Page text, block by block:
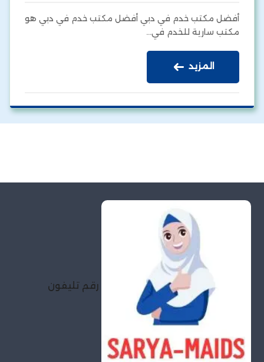
أفضل مكتب خدم في دبي أفضل مكتب خدم في دبي هو
مكتب سارية للخدم في…
المزيد
رقم تليفون